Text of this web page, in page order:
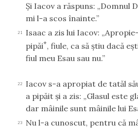
Şi Iacov a răspuns: „Domnul
mi l-a scos înainte.”
21
Isaac a zis lui Iacov:
pipăi*, fiule, ca să ştiu dacă
fiul meu Esau sau nu.”
22
Iacov s-a apropiat de tatăl
a pipăit şi a zis: „Glasul este
dar mâinile sunt mâinile lui
23
Nu l-a cunoscut, pentru că